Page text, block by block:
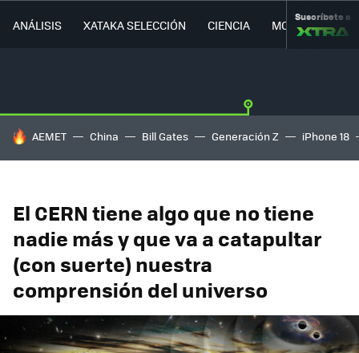
ANÁLISIS XATAKA SELECCIÓN CIENCIA MOVILIDAD
Suscríbete a
HOY SE HABLA DE
AEMET China Bill Gates Generación Z iPhone 18
El CERN tiene algo que no tiene
nadie más y que va a catapultar
(con suerte) nuestra
comprensión del universo